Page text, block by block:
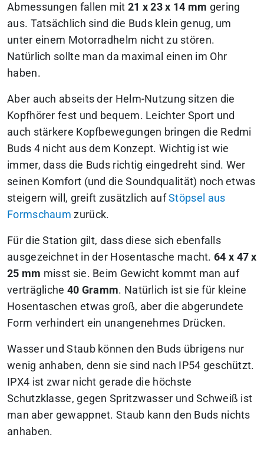
Abmessungen fallen mit 21 x 23 x 14 mm gering
aus. Tatsächlich sind die Buds klein genug, um
unter einem Motorradhelm nicht zu stören.
Natürlich sollte man da maximal einen im Ohr
haben.
Aber auch abseits der Helm-Nutzung sitzen die
Kopfhörer fest und bequem. Leichter Sport und
auch stärkere Kopfbewegungen bringen die Redmi
Buds 4 nicht aus dem Konzept. Wichtig ist wie
immer, dass die Buds richtig eingedreht sind. Wer
seinen Komfort (und die Soundqualität) noch etwas
steigern will, greift zusätzlich aufStöpsel aus
Formschaum zurück.
Für die Station gilt, dass diese sich ebenfalls
ausgezeichnet in der Hosentasche macht. 64 x 47 x
25 mm misst sie. Beim Gewicht kommt man auf
verträgliche 40 Gramm. Natürlich ist sie für kleine
Hosentaschen etwas groß, aber die abgerundete
Form verhindert ein unangenehmes Drücken.
Wasser und Staub können den Buds übrigens nur
wenig anhaben, denn sie sind nach IP54 geschützt.
IPX4 ist zwar nicht gerade die höchste
Schutzklasse, gegen Spritzwasser und Schweiß ist
man aber gewappnet. Staub kann den Buds nichts
anhaben.